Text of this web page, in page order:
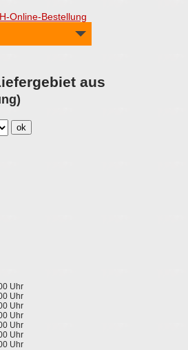
aus
Uhr
Uhr
Uhr
Uhr
Uhr
Uhr
Uhr